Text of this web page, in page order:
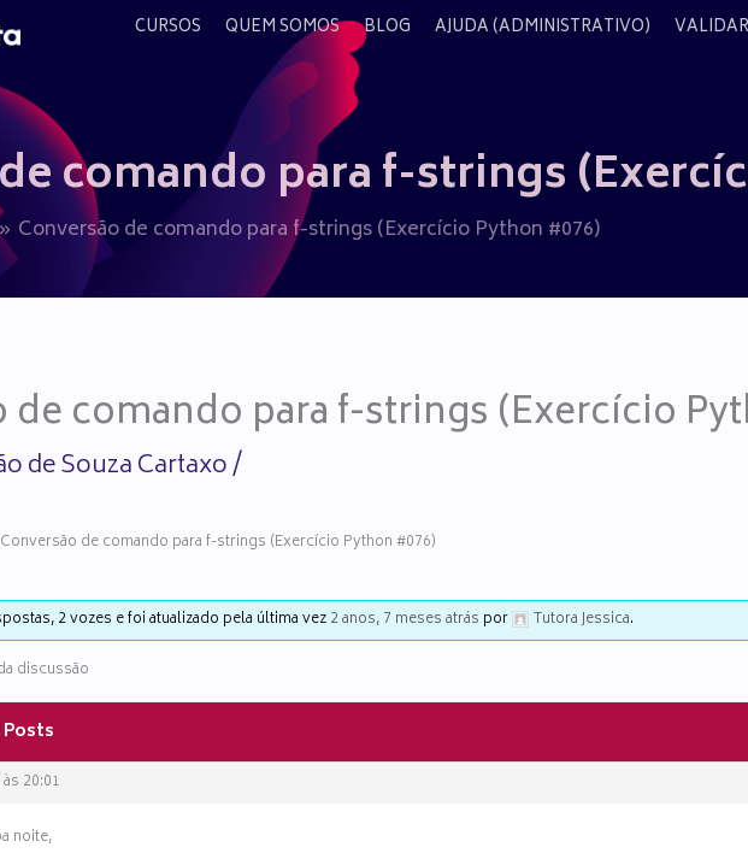
CURSOS QUEM SOMOS BLOG AJUDA (ADMINISTRATIVO)
comando para f-strings
Conversão de comando para f-strings (Exercício Python #076)
de comando para f-strings (Exercício
de Souza Cartaxo/
Conversão de comando para f-strings (Exercício Python #076)
2 vozes e foi atualizado pela última vez2 anos, 7 meses atrás por Tutora Jessica.
discussão
Posts
20:01
noite,